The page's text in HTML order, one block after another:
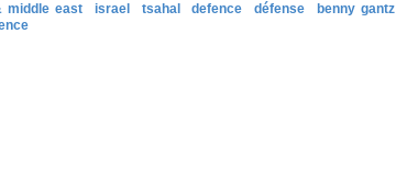
middle east israel tsahal defence défense
benny gantz